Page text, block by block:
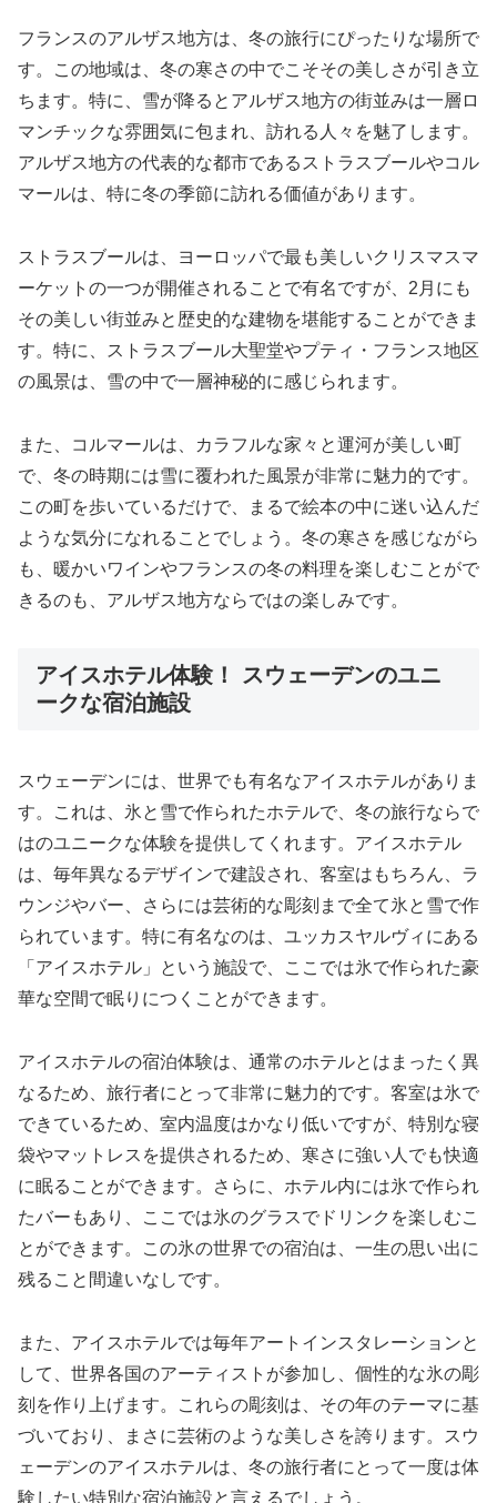
フランスのアルザス地方は、冬の旅行にぴったりな場所で
す。この地域は、冬の寒さの中でこそその美しさが引き立
ちます。特に、雪が降るとアルザス地方の街並みは一層ロ
マンチックな雰囲気に包まれ、訪れる人々を魅了します。
アルザス地方の代表的な都市であるストラスブールやコル
マールは、特に冬の季節に訪れる価値があります。
ストラスブールは、ヨーロッパで最も美しいクリスマスマ
ーケットの一つが開催されることで有名ですが、2月にも
その美しい街並みと歴史的な建物を堪能することができま
す。特に、ストラスブール大聖堂やプティ・フランス地区
の風景は、雪の中で一層神秘的に感じられます。
また、コルマールは、カラフルな家々と運河が美しい町
で、冬の時期には雪に覆われた風景が非常に魅力的です。
この町を歩いているだけで、まるで絵本の中に迷い込んだ
ような気分になれることでしょう。冬の寒さを感じながら
も、暖かいワインやフランスの冬の料理を楽しむことがで
きるのも、アルザス地方ならではの楽しみです。
アイスホテル体験！ スウェーデンのユニ
ークな宿泊施設
スウェーデンには、世界でも有名なアイスホテルがありま
す。これは、氷と雪で作られたホテルで、冬の旅行ならで
はのユニークな体験を提供してくれます。アイスホテル
は、毎年異なるデザインで建設され、客室はもちろん、ラ
ウンジやバー、さらには芸術的な彫刻まで全て氷と雪で作
られています。特に有名なのは、ユッカスヤルヴィにある
「アイスホテル」という施設で、ここでは氷で作られた豪
華な空間で眠りにつくことができます。
アイスホテルの宿泊体験は、通常のホテルとはまったく異
なるため、旅行者にとって非常に魅力的です。客室は氷で
できているため、室内温度はかなり低いですが、特別な寝
袋やマットレスを提供されるため、寒さに強い人でも快適
に眠ることができます。さらに、ホテル内には氷で作られ
たバーもあり、ここでは氷のグラスでドリンクを楽しむこ
とができます。この氷の世界での宿泊は、一生の思い出に
残ること間違いなしです。
また、アイスホテルでは毎年アートインスタレーションと
して、世界各国のアーティストが参加し、個性的な氷の彫
刻を作り上げます。これらの彫刻は、その年のテーマに基
づいており、まさに芸術のような美しさを誇ります。スウ
ェーデンのアイスホテルは、冬の旅行者にとって一度は体
験したい特別な宿泊施設と言えるでしょう。